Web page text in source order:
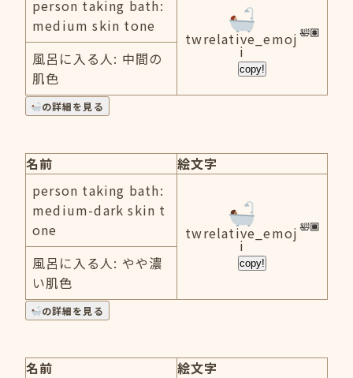
person taking bath:
medium skin tone
twrelative_emoj
i
copy!
風呂に入る人: 中間の
肌色
の詳細を見る
名前
絵文字
person taking bath:
medium-dark skin t
one
twrelative_emoj
i
copy!
風呂に入る人: やや濃
い肌色
の詳細を見る
名前
絵文字